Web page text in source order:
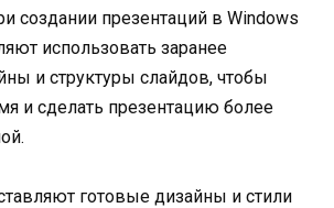
создании презентаций в Windows
использовать заранее
и структуры слайдов, чтобы
и сделать презентацию более
готовые дизайны и стили